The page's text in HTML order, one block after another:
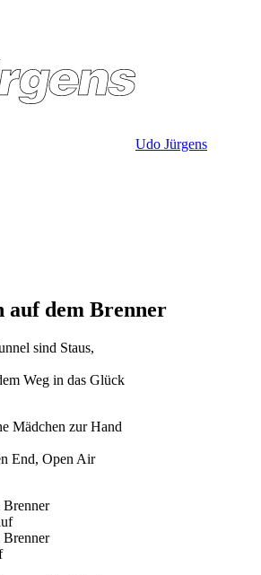
Udo Jürgens
auf dem Brenner
sind Staus,
Weg in das Glück
Mädchen zur Hand
End, Open Air
Brenner
Brenner